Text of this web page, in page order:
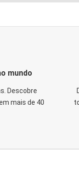
mundo
Descobre
mais de 40